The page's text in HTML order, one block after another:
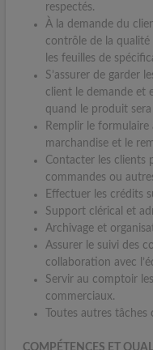
respectés.
À la demande du
contrôle de la qualité
les feuilles de
S’assurer de garder
client le demande et
quand le produit
Remplir le
marchandise et le
Contacter les clients
commandes ou
Effectuer les crédits
Support clérical et
Archivage et
Assurer le suivi des
collaboration avec
Servir au comptoir
commerciaux.
Toutes autres
COMPÉTENCES ET